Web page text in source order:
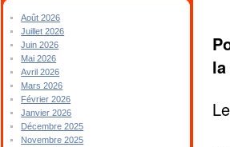
Août 2026
Juillet 2026
Juin 2026
Mai 2026
Avril 2026
Mars 2026
Février 2026
Janvier 2026
Décembre 2025
Novembre 2025